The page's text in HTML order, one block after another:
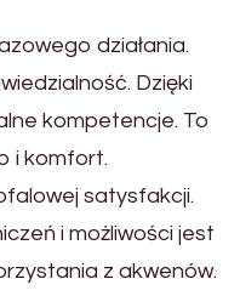
działania.
Dzięki
kompetencje. To
i komfort.
satysfakcji.
i możliwości jest
z akwenów.